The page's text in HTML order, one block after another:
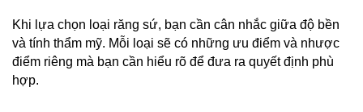
Khi lựa chọn loại răng sứ, bạn cần cân nhắc giữa độ bền
và tính thẩm mỹ. Mỗi loại sẽ có những ưu điểm và nhược
điểm riêng mà bạn cần hiểu rõ để đưa ra quyết định phù
hợp.